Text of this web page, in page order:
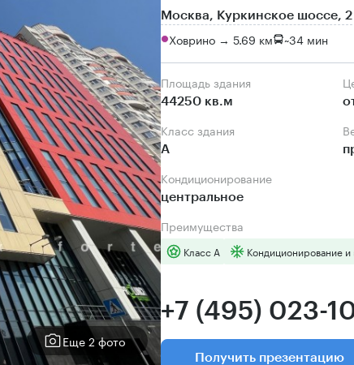
Еще 2 фото
Москва, Куркинское шоссе, 2
Ховрино → 5.69 км ~34 мин
Площадь здания
44250 кв.м
Класс здания
А
Кондиционирование
центральное
Преимущества
Класс А Кондиционирование и
+7 (495) 023-
Получить презентацию